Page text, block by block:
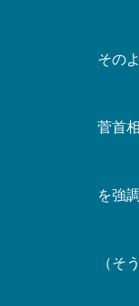
その
菅首
を強
（そ